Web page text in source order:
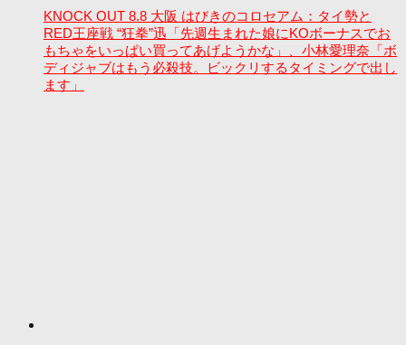
KNOCK OUT 8.8 大阪 はびきのコロセアム：タイ勢と
RED王座戦 “狂拳”迅「先週生まれた娘にKOボーナスでお
もちゃをいっぱい買ってあげようかな」、小林愛理奈「ボ
ディジャブはもう必殺技。ビックリするタイミングで出し
ます」